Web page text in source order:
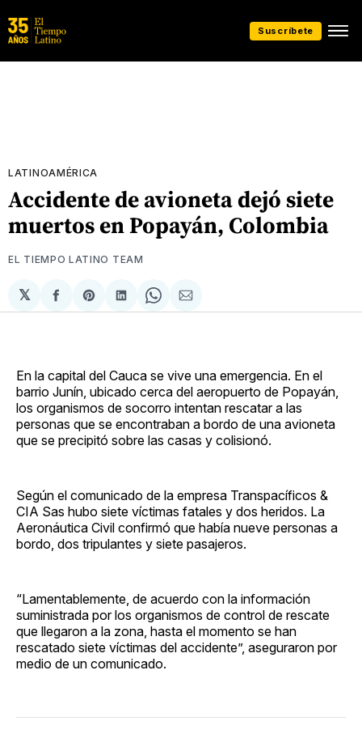
Suscríbete
LATINOAMÉRICA
Accidente de avioneta dejó siete
muertos en Popayán, Colombia
EL TIEMPO LATINO TEAM
𝕏
Compartir
en
Share
on
Compartir
en
Share
on
Compartir
via
En la capital del Cauca se vive una emergencia. En el
barrio Junín, ubicado cerca del aeropuerto de Popayán,
los organismos de socorro intentan rescatar a las
personas que se encontraban a bordo de una avioneta
que se precipitó sobre las casas y colisionó.
Según el comunicado de la empresa Transpacíficos &
CIA Sas hubo siete víctimas fatales y dos heridos. La
Aeronáutica Civil confirmó que había nueve personas a
bordo, dos tripulantes y siete pasajeros.
“Lamentablemente, de acuerdo con la información
suministrada por los organismos de control de rescate
que llegaron a la zona, hasta el momento se han
rescatado siete víctimas del accidente”, aseguraron por
medio de un comunicado.